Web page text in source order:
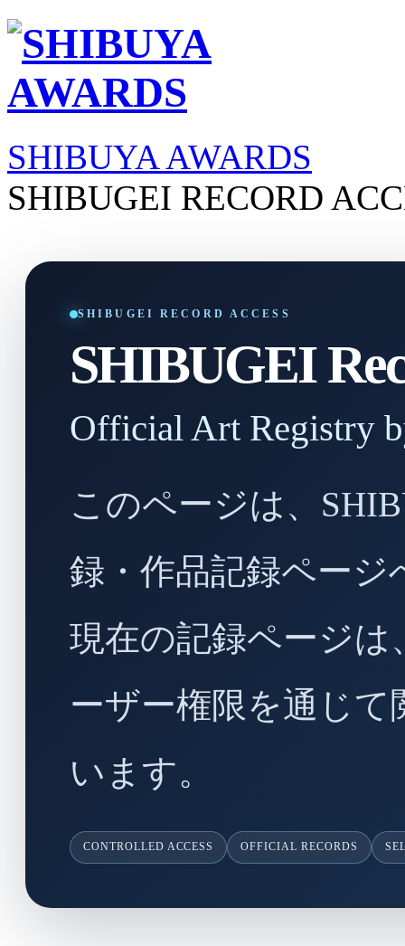
SHIBUYA AWARDS
SHIBUGEI RECORD
SHIBUGEI RECORD ACCESS
SHIBUGEI
Official Art Registry
このページは、
録・作品記録ペー
現在の記録ページは
ーザー権限を通じ
います。
CONTROLLED ACCESS OFFICIAL RECORDS